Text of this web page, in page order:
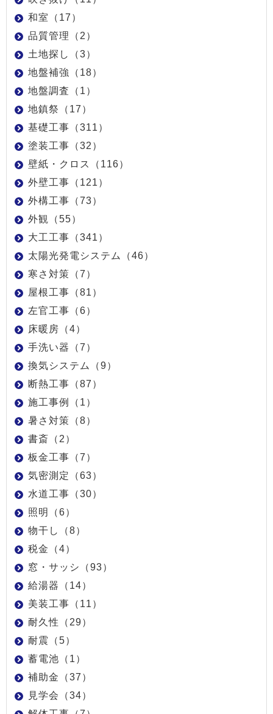
和室（17）
品質管理（2）
土地探し（3）
地盤補強（18）
地盤調査（1）
地鎮祭（17）
基礎工事（311）
塗装工事（32）
壁紙・クロス（116）
外壁工事（121）
外構工事（73）
外観（55）
大工工事（341）
太陽光発電システム（46）
寒さ対策（7）
屋根工事（81）
左官工事（6）
床暖房（4）
手洗い器（7）
換気システム（9）
断熱工事（87）
施工事例（1）
暑さ対策（8）
書斎（2）
板金工事（7）
気密測定（63）
水道工事（30）
照明（6）
物干し（8）
税金（4）
窓・サッシ（93）
給湯器（14）
美装工事（11）
耐久性（29）
耐震（5）
蓄電池（1）
補助金（37）
見学会（34）